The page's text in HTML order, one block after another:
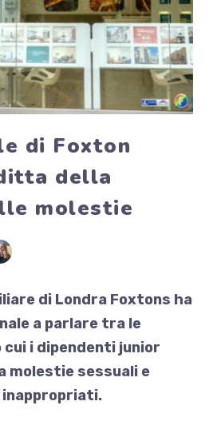
di Foxton
della
molestie
di Londra Foxtons ha
a parlare tra le
cui i dipendenti junior
molestie sessuali e